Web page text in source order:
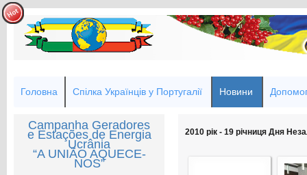
Головна Спілка Українців у Португалії Новини
Campanha Geradores
e Estações de Energia
Ucrânia
“A UNIÃO AQUECE-
NOS”
2010 рік - 19 річниця Дня